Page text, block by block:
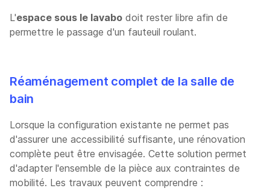
L'espace sous le lavabo doit rester libre afin de
permettre le passage d'un fauteuil roulant.
Réaménagement complet de la salle de
bain
Lorsque la configuration existante ne permet pas
d'assurer une accessibilité suffisante, une rénovation
complète peut être envisagée. Cette solution permet
d'adapter l'ensemble de la pièce aux contraintes de
mobilité. Les travaux peuvent comprendre :